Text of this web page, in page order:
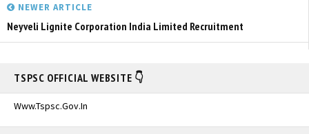
NEWER ARTICLE
Neyveli Lignite Corporation India Limited Recruitment
TSPSC OFFICIAL WEBSITE 👇
Www.tspsc.gov.in